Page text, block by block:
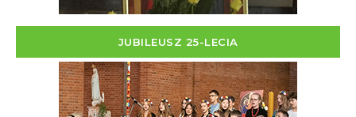
JUBILEUSZ 25-LECIA